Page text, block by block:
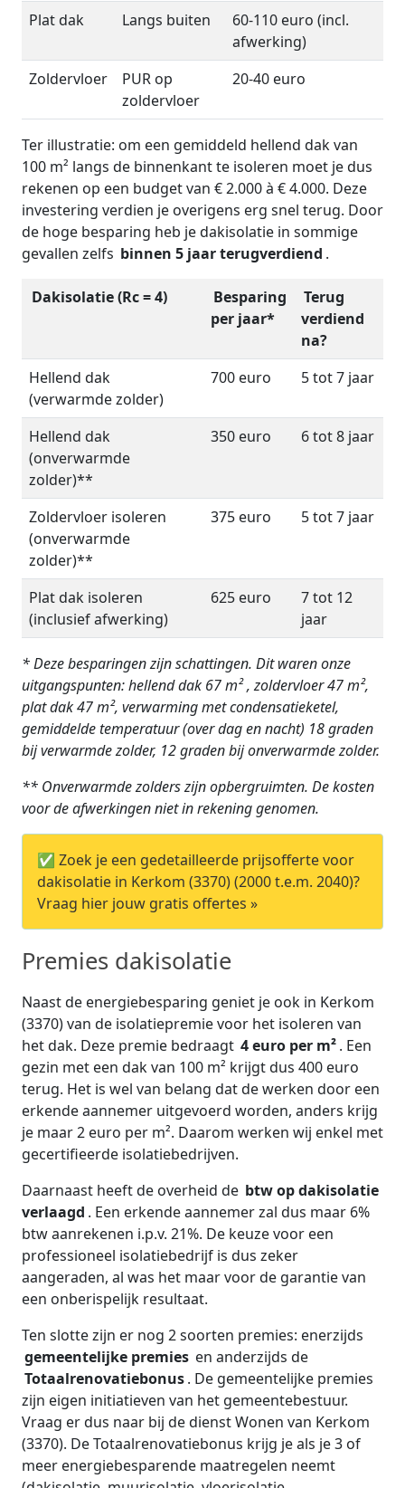
Plat dak
Langs buiten
60-110 euro (incl.
afwerking)
Zoldervloer
PUR op
zoldervloer
20-40 euro
Ter illustratie: om een gemiddeld hellend dak van
100 m² langs de binnenkant te isoleren moet je dus
rekenen op een budget van € 2.000 à € 4.000. Deze
investering verdien je overigens erg snel terug. Door
de hoge besparing heb je dakisolatie in sommige
gevallen zelfs binnen 5 jaar terugverdiend .
Dakisolatie (Rc = 4)
Besparing
per jaar*
Terug
verdiend
na?
Hellend dak
(verwarmde zolder)
700 euro 5 tot 7 jaar
Hellend dak
(onverwarmde
zolder)**
350 euro 6 tot 8 jaar
Zoldervloer isoleren
(onverwarmde
zolder)**
375 euro 5 tot 7 jaar
Plat dak isoleren
(inclusief afwerking)
625 euro
7 tot 12
jaar
* Deze besparingen zijn schattingen. Dit waren onze
uitgangspunten: hellend dak 67 m² , zoldervloer 47 m²,
plat dak 47 m², verwarming met condensatieketel,
gemiddelde temperatuur (over dag en nacht) 18 graden
bij verwarmde zolder, 12 graden bij onverwarmde zolder.
** Onverwarmde zolders zijn opbergruimten. De kosten
voor de afwerkingen niet in rekening genomen.
✅ Zoek je een gedetailleerde prijsofferte voor
dakisolatie in Kerkom (3370) (2000 t.e.m. 2040)?
Vraag hier jouw gratis offertes »
Premies dakisolatie
Naast de energiebesparing geniet je ook in Kerkom
(3370) van de isolatiepremie voor het isoleren van
het dak. Deze premie bedraagt 4 euro per m². Een
gezin met een dak van 100 m² krijgt dus 400 euro
terug. Het is wel van belang dat de werken door een
erkende aannemer uitgevoerd worden, anders krijg
je maar 2 euro per m². Daarom werken wij enkel met
gecertifieerde isolatiebedrijven.
Daarnaast heeft de overheid de btw op dakisolatie
verlaagd . Een erkende aannemer zal dus maar 6%
btw aanrekenen i.p.v. 21%. De keuze voor een
professioneel isolatiebedrijf is dus zeker
aangeraden, al was het maar voor de garantie van
een onberispelijk resultaat.
Ten slotte zijn er nog 2 soorten premies: enerzijds
gemeentelijke premies en anderzijds de
Totaalrenovatiebonus. De gemeentelijke premies
zijn eigen initiatieven van het gemeentebestuur.
Vraag er dus naar bij de dienst Wonen van Kerkom
(3370). De Totaalrenovatiebonus krijg je als je 3 of
meer energiebesparende maatregelen neemt